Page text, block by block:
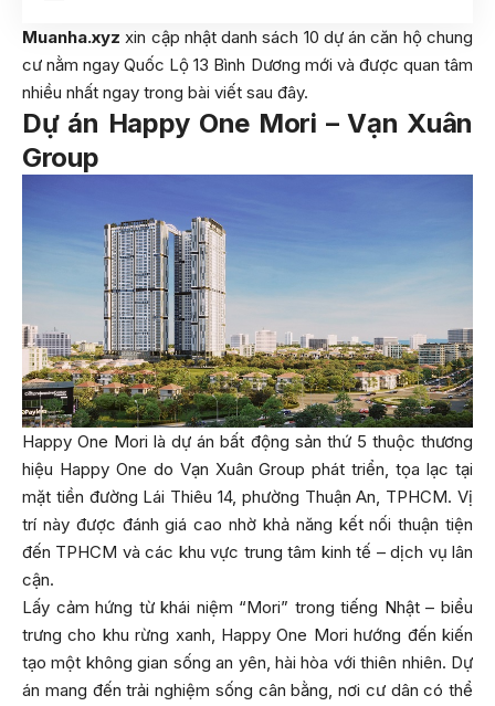
Muanha.xyz xin cập nhật danh sách 10 dự án căn hộ chung
cư nằm ngay Quốc Lộ 13 Bình Dương mới và được quan tâm
nhiều nhất ngay trong bài viết sau đây.
Dự án Happy One Mori – Vạn Xuân
Group
Happy One Mori là dự án bất động sản thứ 5 thuộc thương
hiệu Happy One do Vạn Xuân Group phát triển, tọa lạc tại
mặt tiền đường Lái Thiêu 14, phường Thuận An, TPHCM. Vị
trí này được đánh giá cao nhờ khả năng kết nối thuận tiện
đến TPHCM và các khu vực trung tâm kinh tế – dịch vụ lân
cận.
Lấy cảm hứng từ khái niệm “Mori” trong tiếng Nhật – biểu
trưng cho khu rừng xanh, Happy One Mori hướng đến kiến
tạo một không gian sống an yên, hài hòa với thiên nhiên. Dự
án mang đến trải nghiệm sống cân bằng, nơi cư dân có thể